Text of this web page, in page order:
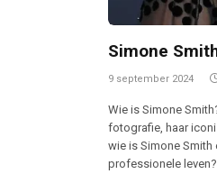
Simone
9 september 2024
Wie is Simone
fotografie, haar
wie is Simone
professionele